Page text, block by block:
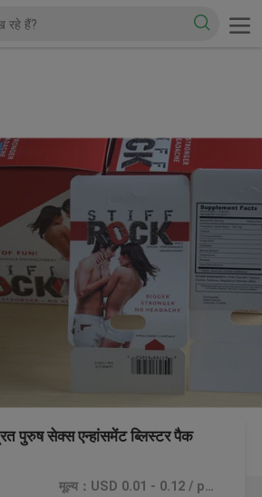
पुरुष सेक्स एन्हांसमेंट ब्लिस्टर पैक
मूल्य：USD 0.01 - 0.12 / piece